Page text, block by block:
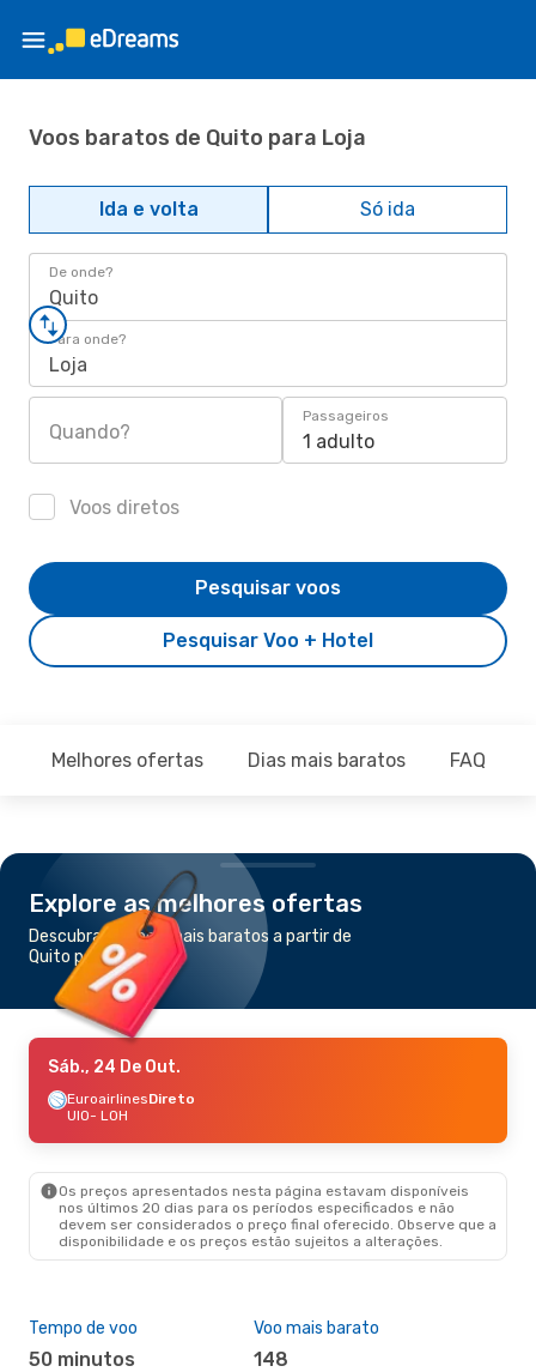
Voos baratos de Quito para Loja
Ida e volta Só ida
De onde?
Quito
Para onde?
Loja
Quando?
Passageiros
1 adulto
Voos diretos
Pesquisar Voo + Hotel
Pesquisar voos
Melhores ofertas Dias mais baratos FAQ
Explore as melhores ofertas
Descubra os voos mais baratos a partir de
Quito para Loja
Sáb., 24 De Out.
EuroairlinesDireto
UIO- LOH
Os preços apresentados nesta página estavam disponíveis
nos últimos 20 dias para os períodos especificados e não
devem ser considerados o preço final oferecido. Observe que a
disponibilidade e os preços estão sujeitos a alterações.
Tempo de voo
50 minutos
Voo mais barato
148